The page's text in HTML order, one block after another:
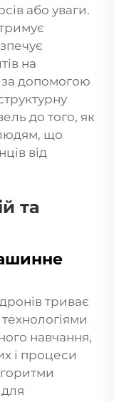
або уваги.
на
за допомогою
до того, як
що
від
та
триває
навчання,
і процеси